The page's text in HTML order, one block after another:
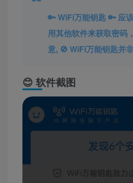
🔑 WiFi万能钥匙 🔑 应
用其他软件来获取密码
意, 🚫 WiFi万能钥匙并
😊 软件截图